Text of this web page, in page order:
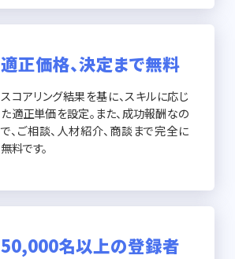
適正価格、決定まで無料
スコアリング結果を基に、スキルに応じ
た適正単価を設定。また、成功報酬なの
で、ご相談、人材紹介、商談まで完全に
無料です。
50,000名以上の登録者